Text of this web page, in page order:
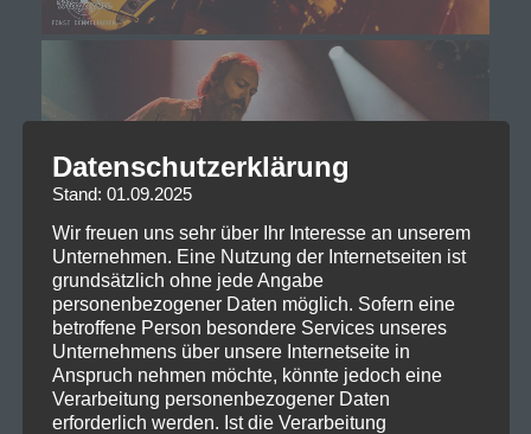
Datenschutzerklärung
Stand: 01.09.2025
Wir freuen uns sehr über Ihr Interesse an unserem
Unternehmen. Eine Nutzung der Internetseiten ist
grundsätzlich ohne jede Angabe
personenbezogener Daten möglich. Sofern eine
betroffene Person besondere Services unseres
Unternehmens über unsere Internetseite in
Anspruch nehmen möchte, könnte jedoch eine
Verarbeitung personenbezogener Daten
erforderlich werden. Ist die Verarbeitung